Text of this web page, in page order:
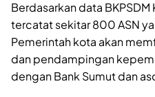
Berdasarkan data
tercatat sekitar 800 ASN
Pemerintah kota akan
dan pendampingan
dengan Bank Sumut dan